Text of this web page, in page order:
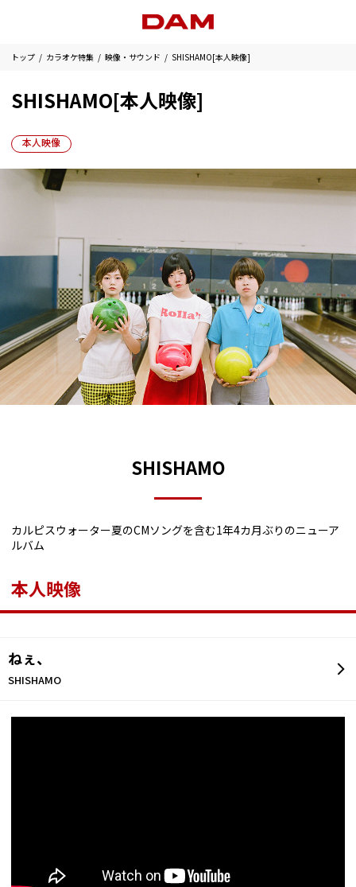
トップ カラオケ特集 映像・サウンド SHISHAMO[本人映像]
SHISHAMO[本人映像]
本人映像
SHISHAMO
カルピスウォーター夏のCMソングを含む1年4カ月ぶりのニューア
ルバム
本人映像
ねぇ、
SHISHAMO